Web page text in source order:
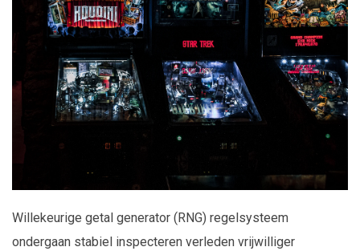
Willekeurige getal generator (RNG) regelsysteem
ondergaan stabiel inspecteren verleden vrijwilliger